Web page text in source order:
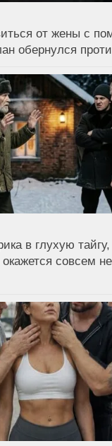
от жены с
обернулся
в глухую
совсем